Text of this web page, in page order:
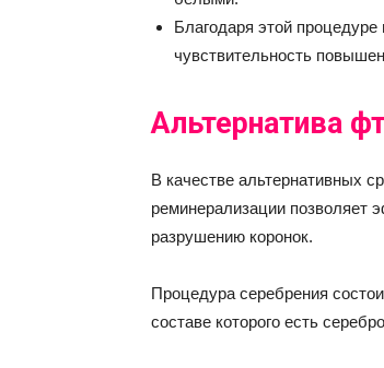
Благодаря этой
чувствительность
Альтернатива
В качестве альтернативных
реминерализации позволяет
разрушению коронок.
Процедура серебрения
составе которого есть